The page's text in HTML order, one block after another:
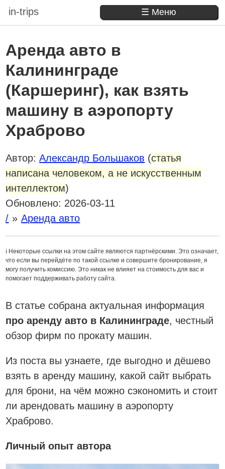
in-trips ☰ Меню
Аренда авто в
Калининграде
(Каршеринг), как взять
машину в аэропорту
Храброво
Автор:Александр Большаков (статья
написана человеком, а не искусственным
интеллектом)
Обновлено: 2026-03-11
/
Аренда авто
ℹ️ Некоторые ссылки на этом сайте являются партнёрскими. Это означает,
что если вы перейдёте по такой ссылке и совершите бронирование, я
могу получить комиссию. Это никак не влияет на стоимость для вас и
помогает поддерживать работу сайта.
В статье собрана актуальная информация
про аренду авто в Калининграде, честный
обзор фирм по прокату машин.
Из поста вы узнаете, где выгодно и дёшево
взять в аренду машину, какой сайт выбрать
для брони, на чём можно сэкономить и стоит
ли арендовать машину в аэропорту
Храброво.
Личный опыт автора